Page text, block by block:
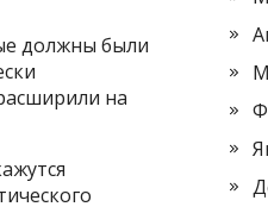
должны были
на